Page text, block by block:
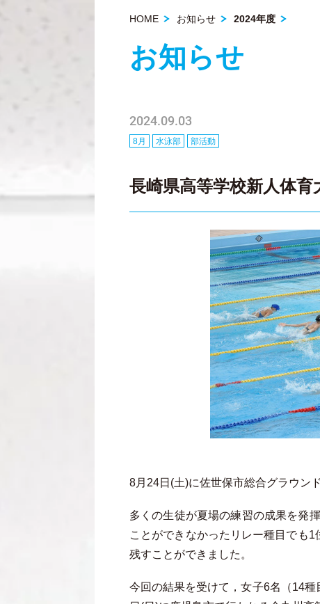
HOME お知らせ 2024年度
お知らせ
2024.09.03
8月 水泳部 部活動
長崎県高等学校新人体
8月24日(土)に佐世保市総合グラウン
多くの生徒が夏場の練習の成果を発
ことができなかったリレー種目でも
残すことができました。
今回の結果を受けて，女子6名（14